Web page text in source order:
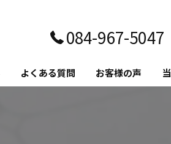
084-967-5047
よくある質問 お客様の声